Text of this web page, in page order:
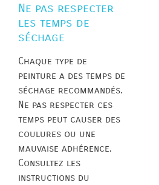
Ne pas respecter
les temps de
séchage
Chaque type de
peinture a des temps de
séchage recommandés.
Ne pas respecter ces
temps peut causer des
coulures ou une
mauvaise adhérence.
Consultez les
instructions du